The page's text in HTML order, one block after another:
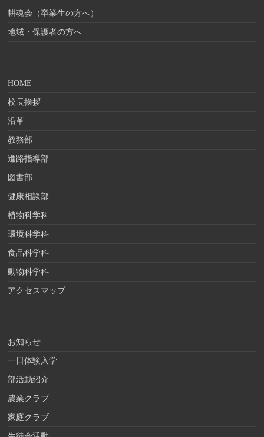
耕魂会（卒業生の方へ）
地域・保護者の方へ
HOME
校長挨拶
沿革
教務部
進路指導部
図書部
健康相談部
植物科学科
環境科学科
食品科学科
動物科学科
アクセスマップ
お知らせ
一日体験入学
部活動紹介
農業クラブ
家庭クラブ